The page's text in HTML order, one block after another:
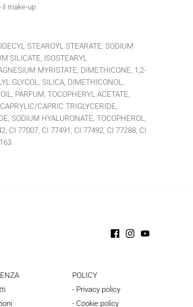
make-up
STEAROYL STEARATE, SODIUM
SILICATE, ISOSTEARYL
MYRISTATE, DIMETHICONE, 1,2-
GLYCOL, SILICA, DIMETHICONOL,
PARFUM, TOCOPHERYL ACETATE,
CAPRIC TRIGLYCERIDE,
SODIUM HYALURONATE, TOCOPHEROL,
CI 77007, CI 77491, CI 77492, CI 77288, CI
POLICY
- Privacy policy
- Cookie policy